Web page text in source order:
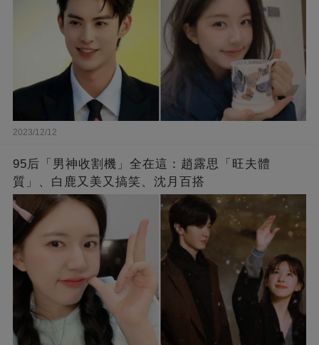
2023/12/12
95后「男神收割機」全在這：趙露思「旺夫體
質」、白鹿又美又搞笑、沈月百搭